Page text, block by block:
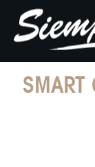
Skip
to
content
SMART